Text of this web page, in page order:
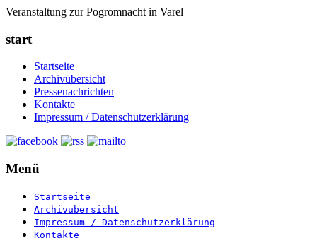
Veranstaltung zur Pogromnacht in Varel
start
Startseite
Archivübersicht
Pressenachrichten
Kontakte
Impressum / Datenschutzerklärung
Menü
Startseite
Archivübersicht
Impressum / Datenschutzerklärung
Kontakte